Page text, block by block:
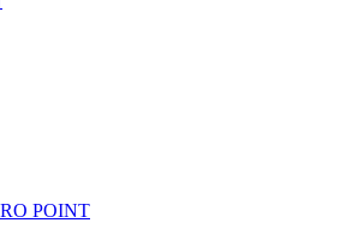
POINT